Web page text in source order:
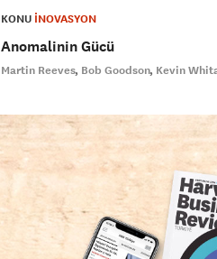
KONU İNOVASYON
Anomalinin Gücü
Martin Reeves Bob Goodson Kevin